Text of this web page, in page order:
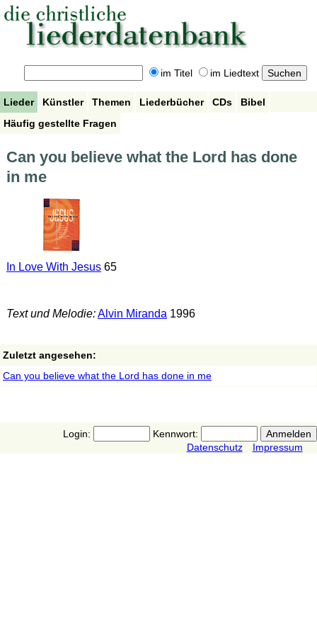
im Titel im Liedtext
Lieder Künstler Themen Liederbücher CDs
Bibel
Häufig gestellte Fragen
Can you believe what the Lord has done
in me
In Love With Jesus65
Text und Melodie:Alvin Miranda 1996
Zuletzt angesehen:
Can you believe what the Lord has done in me
Login:
Kennwort:
Datenschutz
Impressum